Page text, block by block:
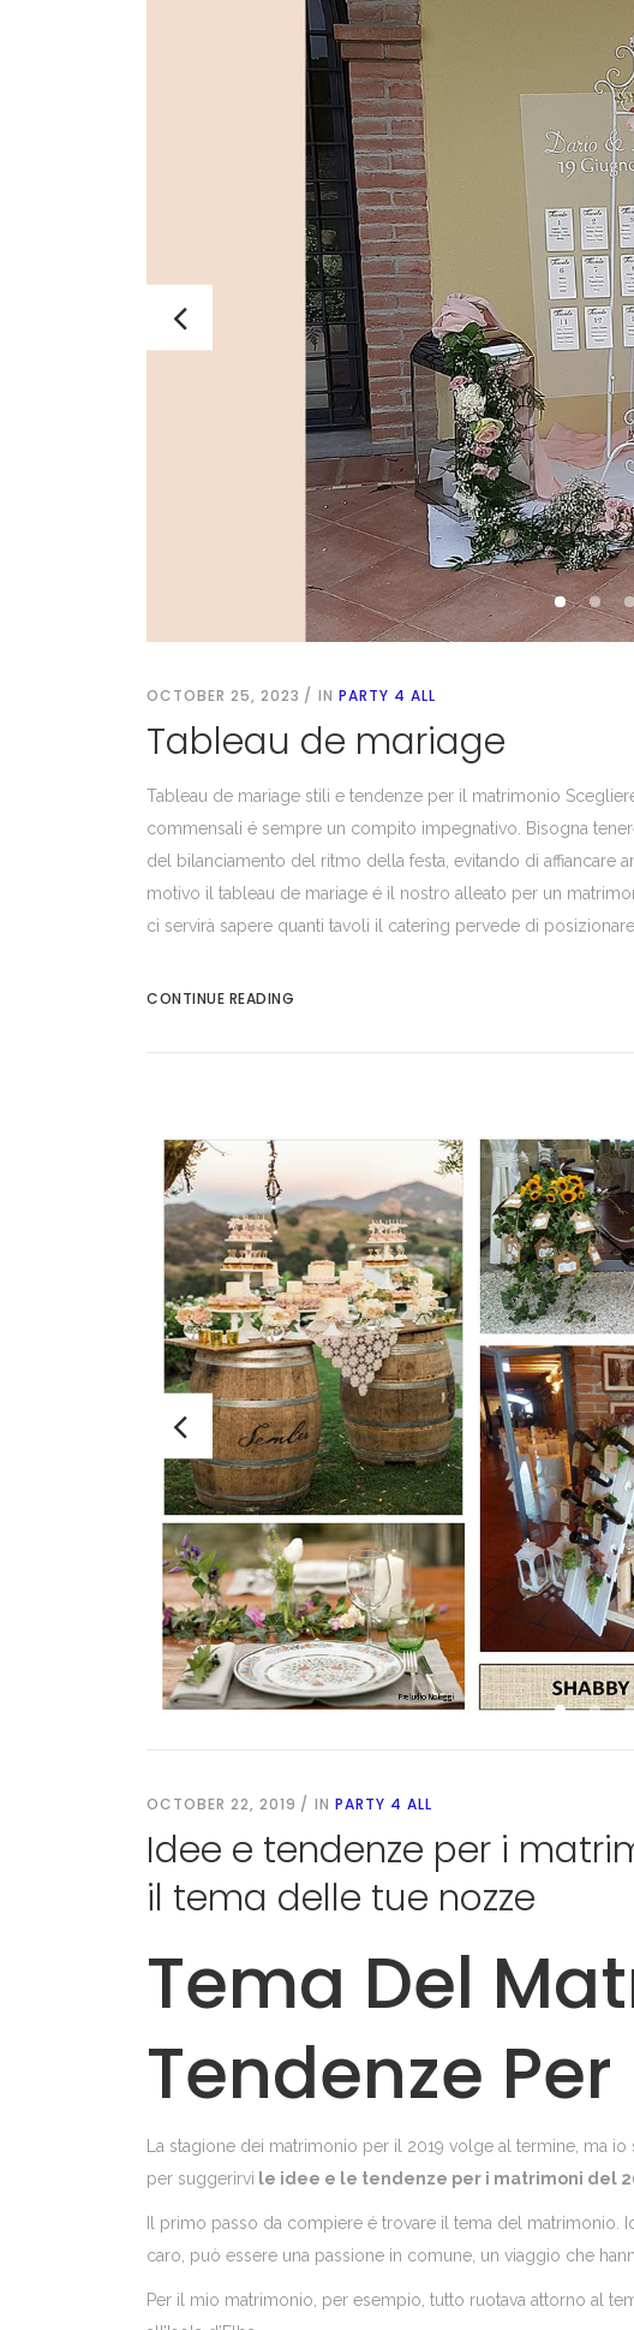
OCTOBER 25, 2023 IN PARTY 4 ALL
Tableau de mariage
Tableau de mariage stili e tendenze per il matrimonio
commensali é sempre un compito impegnativo. Bisogna
del bilanciamento del ritmo della festa, evitando di affiancare
motivo il tableau de mariage é il nostro alleato per un
ci servirà sapere quanti tavoli il catering pervede di
CONTINUE READING
OCTOBER 22, 2019 IN PARTY 4 ALL
Idee e tendenze per i
il tema delle tue nozze
Tema Del
Tendenze Per
La stagione dei matrimonio per il 2019 volge al termine, ma
per suggerirvi le idee e le tendenze per i matrimoni del
Il primo passo da compiere é trovare il tema del
caro, può essere una passione in comune, un viaggio che
Per il mio matrimonio, per esempio, tutto ruotava attorno al